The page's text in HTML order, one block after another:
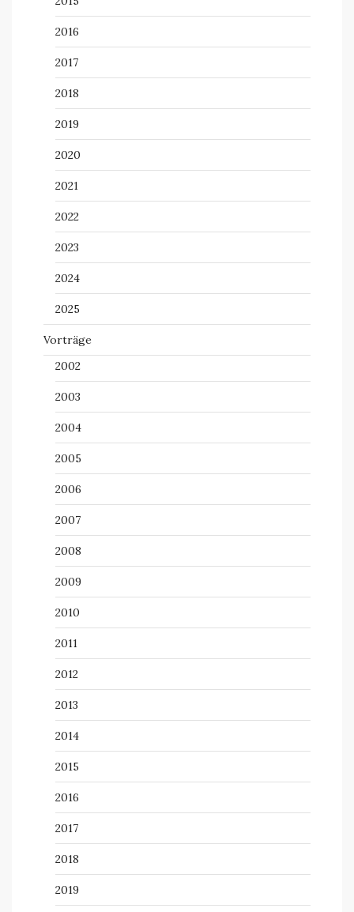
2016
2017
2018
2019
2020
2021
2022
2023
2024
2025
Vorträge
2002
2003
2004
2005
2006
2007
2008
2009
2010
2011
2012
2013
2014
2015
2016
2017
2018
2019